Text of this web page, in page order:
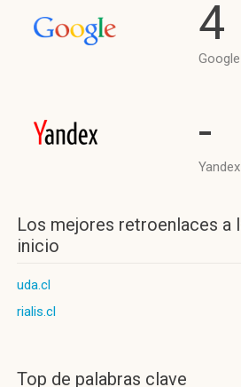
4
-
Los mejores retroenlaces a
inicio
uda.cl
rialis.cl
Top de palabras clave